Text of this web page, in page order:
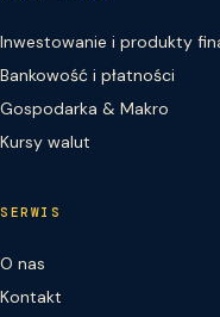
Inwestowanie i produkty
Bankowość i płatności
Gospodarka & Makro
Kursy walut
SERWIS
O nas
Kontakt